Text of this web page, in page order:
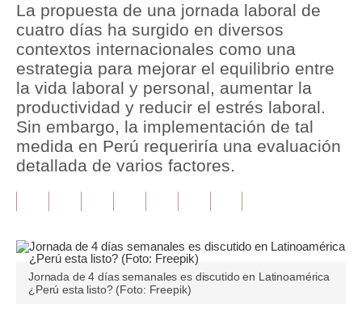
Política
Tu Dinero
Finanzas Personales
Inmobiliarias
Plus G
Opinión
Pregunta de hoy
Blogs
La propuesta de una jornada laboral de
cuatro días ha surgido en diversos
contextos internacionales como una
estrategia para mejorar el equilibrio entre
la vida laboral y personal, aumentar la
productividad y reducir el estrés laboral.
Sin embargo, la implementación de tal
medida en Perú requeriría una evaluación
detallada de varios factores.
Jornada de 4 días semanales es discutido en Latinoamérica
¿Perú esta listo? (Foto: Freepik)